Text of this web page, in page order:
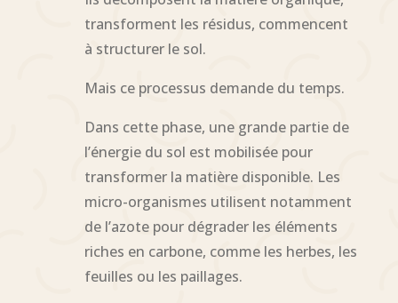
transforment les résidus, commencent
à structurer le sol.
Mais ce processus demande du temps.
Dans cette phase, une grande partie de
l’énergie du sol est mobilisée pour
transformer la matière disponible. Les
micro-organismes utilisent notamment
de l’azote pour dégrader les éléments
riches en carbone, comme les herbes, les
feuilles ou les paillages.